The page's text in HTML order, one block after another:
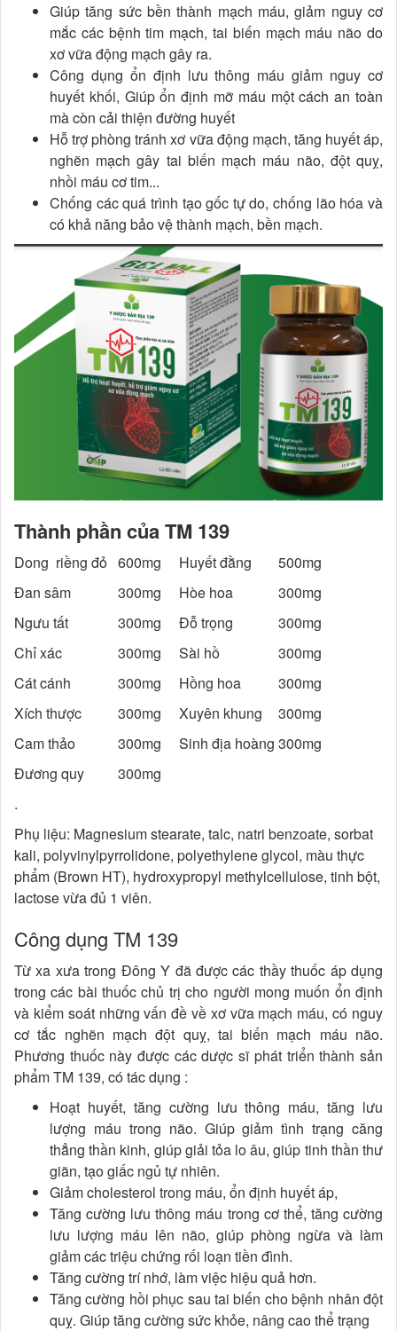
Giúp tăng sức bền thành mạch máu, giảm nguy cơ
mắc các bệnh tim mạch, tai biến mạch máu não do
xơ vữa động mạch gây ra.
Công dụng ổn định lưu thông máu giảm nguy cơ
huyết khối, Giúp ổn định mỡ máu một cách an toàn
mà còn cải thiện đường huyết
Hỗ trợ phòng tránh xơ vữa động mạch, tăng huyết áp,
nghẽn mạch gây tai biến mạch máu não, đột quỵ,
nhồi máu cơ tim...
Chống các quá trình tạo gốc tự do, chống lão hóa và
có khả năng bảo vệ thành mạch, bền mạch.
Thành phần của TM 139
Dong riềng đỏ 600mg Huyết đằng
500mg
Đan sâm
300mg Hòe hoa
300mg
Ngưu tất
300mg Đỗ trọng
300mg
Chỉ xác
300mg Sài hồ
300mg
Cát cánh
300mg Hồng hoa
300mg
Xích thược
300mg Xuyên khung
300mg
Cam thảo
300mg Sinh địa hoàng 300mg
Đương quy
300mg
.
Phụ liệu: Magnesium stearate, talc, natri benzoate, sorbat
kali, polyvinylpyrrolidone, polyethylene glycol, màu thực
phẩm (Brown HT), hydroxypropyl methylcellulose, tinh bột,
lactose vừa đủ 1 viên.
Công dụng TM 139
Từ xa xưa trong Đông Y đã được các thầy thuốc áp dụng
trong các bài thuốc chủ trị cho người mong muốn ổn định
và kiểm soát những vấn đề về xơ vữa mạch máu, có nguy
cơ tắc nghẽn mạch đột quỵ, tai biến mạch máu não.
Phương thuốc này được các dược sĩ phát triển thành sản
phẩm TM 139, có tác dụng :
Hoạt huyết, tăng cường lưu thông máu, tăng lưu
lượng máu trong não. Giúp giảm tình trạng căng
thẳng thần kinh, giúp giải tỏa lo âu, giúp tinh thần thư
giãn, tạo giấc ngủ tự nhiên.
Giảm cholesterol trong máu, ổn định huyết áp,
Tăng cường lưu thông máu trong cơ thể, tăng cường
lưu lượng máu lên não, giúp phòng ngừa và làm
giảm các triệu chứng rối loạn tiền đình.
Tăng cường trí nhớ, làm việc hiệu quả hơn.
Tăng cường hồi phục sau tai biến cho bệnh nhân đột
quỵ. Giúp tăng cường sức khỏe, nâng cao thể trạng